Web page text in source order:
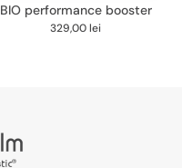
BIO performance booster
329,00lei